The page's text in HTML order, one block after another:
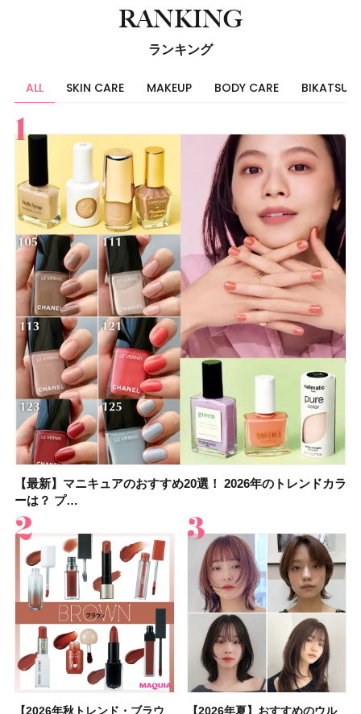
RANKING
ランキング
ALL SKIN CARE MAKEUP BODY CARE BIKATSU
すべて
【最新】マニキュアのおすすめ20選！ 2026年のトレンドカラ
ーは？ プ…
【2026年秋トレンド・ブラウ 【2026年夏】おすすめのウル
スキンケア
大野真理子さんのリピ買い「ブライトニング」14選！ 透明肌
の秘訣を公開
【石井美保さん】おすすめの 【上田竜也さんのマイベストコ
メイク
【最新】マニキュアのおすすめ20選！ 2026年のトレンドカラ
ーは？ プ…
【2026年秋トレンド・ブラウ 【2026年新作】大人の「ピン
ボディケア
【2026夏】「香水・フレグランス」ランキングTOP5！＜美
容マニア・マ…
【2026年】ボディ用日焼け止 【クリスマスコフレ2026】
美活
【板野友美さんの美活】「実はうねりやすいクセ毛なんで
す」美しいロングヘア…
【簡単・夏バテ防止レシピ12 【美容系・伊能忠敬界隈】上西
ヘア
【2026年夏】40代におすすめの髪型30選！ 若く見える・手
入れが楽な…
【2026年夏】おすすめのウル 【2026年夏】おすすめの髪型
ライフスタイル
【フォロー＆いいねで当たる】中国割烹旅館 掬水亭の宿泊券
を1組2名様にプ…
【鈴木えみさんの愛用品30選】 【橋本環奈さんの美容Q&A】
ビューティーズ
【セザンヌ】「ブライトカラーシーラー」新色グリーンが8/7
に発売｜既存色…
【セザンヌ】8/7新色追加！ 【スック2026新作】秋コレク